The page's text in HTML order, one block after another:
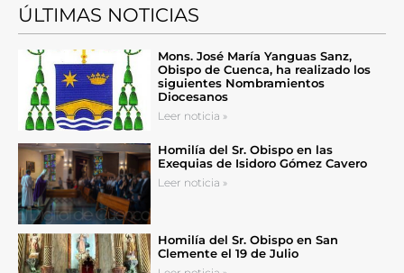
ÚLTIMAS NOTICIAS
Mons. José María Yanguas Sanz,
Obispo de Cuenca, ha realizado los
siguientes Nombramientos
Diocesanos
Leer noticia »
Homilía del Sr. Obispo en las
Exequias de Isidoro Gómez Cavero
Leer noticia »
Homilía del Sr. Obispo en San
Clemente el 19 de Julio